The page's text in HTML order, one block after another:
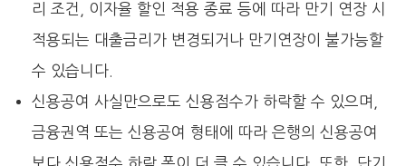
리 조건, 이자율 할인 적용 종료 등에 따라 만기 연장 시
적용되는 대출금리가 변경되거나 만기연장이 불가능할
수 있습니다.
신용공여 사실만으로도 신용점수가 하락할 수 있으며,
금융권역 또는 신용공여 형태에 따라 은행의 신용공여